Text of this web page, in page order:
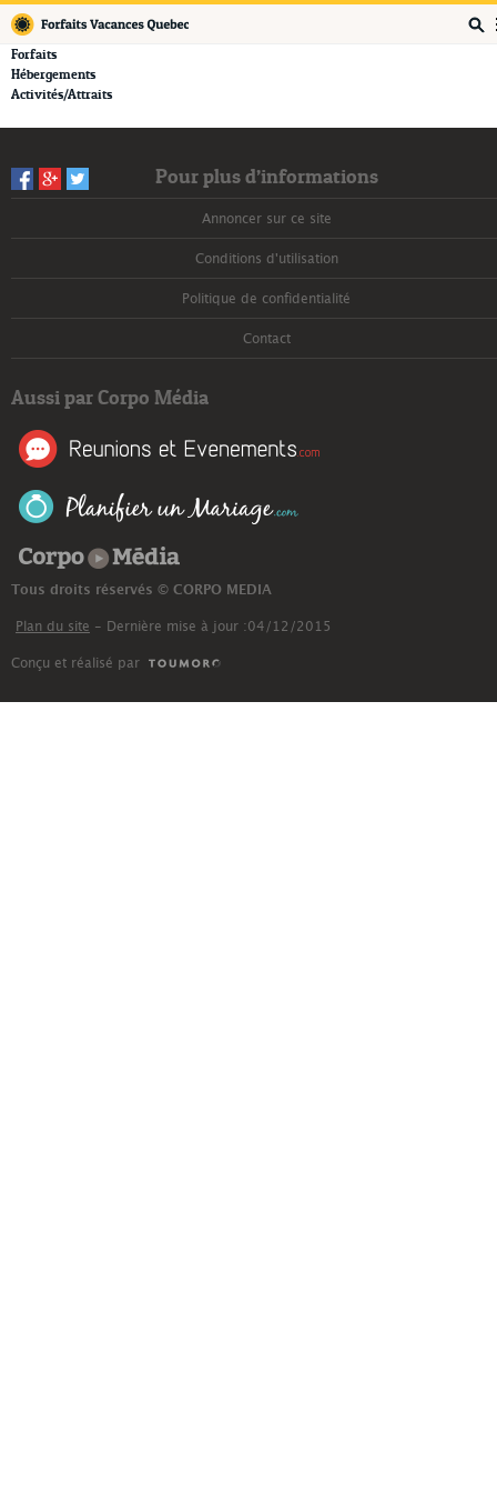
Forfaits
Hébergements
Activités/Attraits
Pour plus d’informations
Annoncer sur ce site
Conditions d'utilisation
Politique de confidentialité
Contact
Aussi par Corpo Média
Tous droits réservés © CORPO MEDIA
Plan du site - Dernière mise à jour :04/12/2015
Conçu et réalisé par